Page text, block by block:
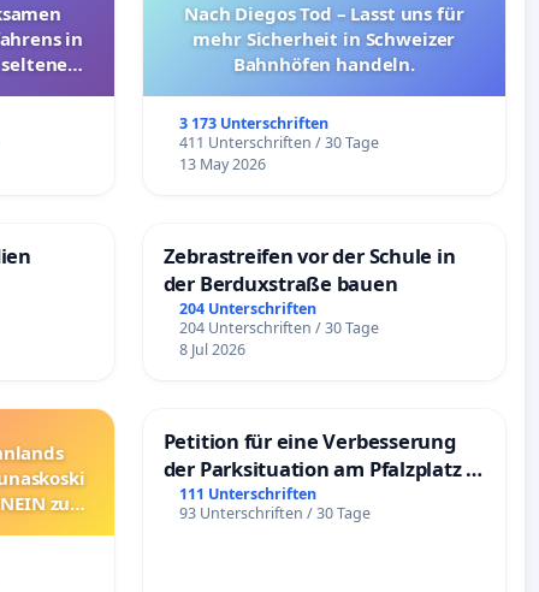
in
Nach Diegos Tod – Lasst uns für
mehr Sicherheit in Schweizer
Bahnhöfen handeln.
3 173 Unterschriften
411 Unterschriften / 30 Tage
13 May 2026
Zebrastreifen vor der Schule in
der Berduxstraße bauen
204 Unterschriften
204 Unterschriften / 30 Tage
8 Jul 2026
zum
Petition für eine Verbesserung
der Parksituation am Pfalzplatz in
Mannheim
111 Unterschriften
93 Unterschriften / 30 Tage